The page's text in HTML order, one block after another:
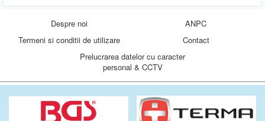
Despre noi
ANPC
Termeni si conditii de utilizare
Contact
Prelucrarea datelor cu caracter
personal & CCTV